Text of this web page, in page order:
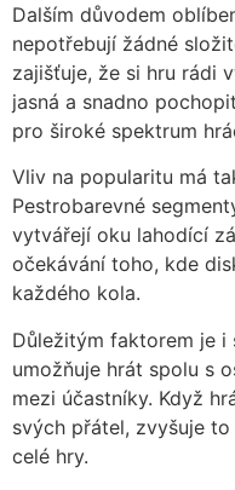
Dalším důvodem
nepotřebují žádné
zajišťuje, že si hru rádi
jasná a snadno
pro široké spektrum
Vliv na popularitu má
Pestrobarevné
vytvářejí oku lahodící
očekávání toho, kde
každého kola.
Důležitým faktorem je i
umožňuje hrát spolu s
mezi účastníky. Když
svých přátel, zvyšuje
celé hry.